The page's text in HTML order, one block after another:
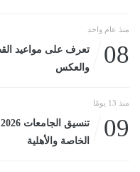
منذ عام واحد
08
تعرف على مواعيد
والعكس
منذ 13 يومًا
09
الخاصة والأهلية